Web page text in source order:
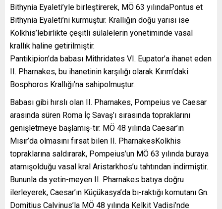
Bithynia Eyaleti’yle birleştirerek, MÖ 63 yılındaPontus et
Bithynia Eyaleti’ni kurmuştur. Krallığın doğu yarısı ise
Kolkhis’lebirlikte çeşitli sülalelerin yönetiminde vasal
krallık haline getirilmiştir.
Pantikipion’da babası Mithridates VI. Eupator’a ihanet eden
II. Pharnakes, bu ihanetinin karşılığı olarak Kırım’daki
Bosphoros Krallığı’na sahipolmuştur.
Babası gibi hırslı olan II. Pharnakes, Pompeius ve Caesar
arasında süren Roma İç Savaş’ı sırasında topraklarını
genişletmeye başlamış-tır. MÖ 48 yılında Caesar’ın
Mısır’da olmasını fırsat bilen II. PharnakesKolkhis
topraklarına saldırarak, Pompeius’un MÖ 63 yılında buraya
atamışolduğu vasal kral Aristarkhos’u tahtından indirmiştir.
Bununla da yetin-meyen II. Pharnakes batıya doğru
ilerleyerek, Caesar’ın Küçükasya’da bı-raktığı komutanı Gn.
Domitius Calvinus’la MÖ 48 yılında Kelkit Vadisi’nde